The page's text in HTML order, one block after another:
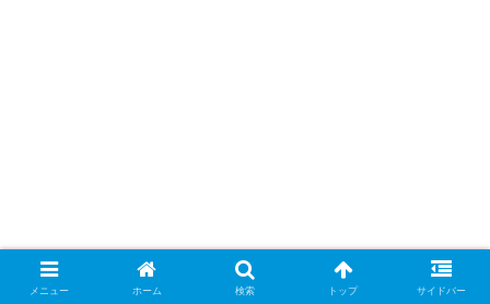
メニュー ホーム 検索 トップ サイドバー